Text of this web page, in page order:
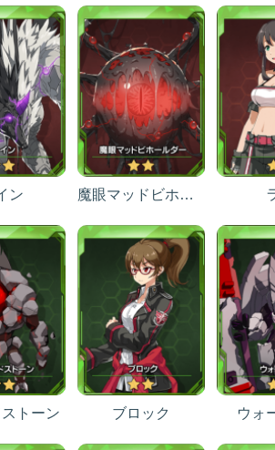
ン 魔眼マッドビホールダー
トーン ブロック ウォ